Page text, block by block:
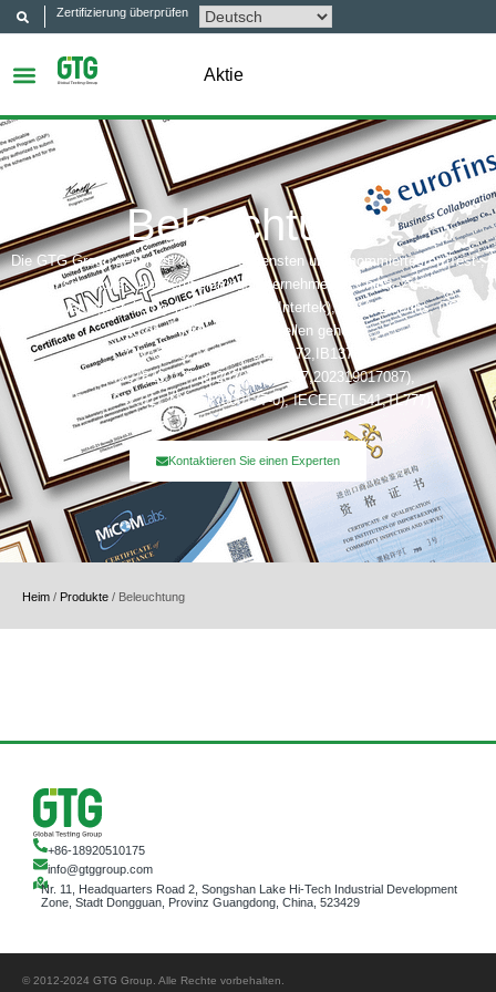
Zertifizierung überprüfen
Aktie
Beleuchtung
Die GTG Group gehört zu den angesehensten und renommiertesten Test-,
Inspektions- und Zertifizierungsunternehmen in China. Zu den
Zertifizierungsstellen gehören: UL, ITS (Intertek), TÜV, Eurofins, CQC,
Zu den Akkreditierungsstellen gehören:
CNAS(L6214,L13753,L18872,IB1376),
CMA(201819013768,202019014977,202319017087),
A2LA(6947.01), NVLAP(600177-0), IECEE(TL541,TL777)
Kontaktieren Sie einen Experten
Heim / Produkte / Beleuchtung
+86-18920510175
info@gtggroup.com
Nr. 11, Headquarters Road 2, Songshan Lake Hi-Tech Industrial Development
Zone, Stadt Dongguan, Provinz Guangdong, China, 523429
© 2012-2024 GTG Group. Alle Rechte vorbehalten.